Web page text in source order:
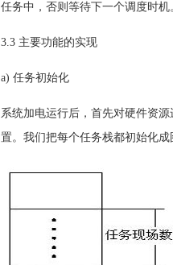
任务中，否则等待下一个调度时机
3.3 主要功能的实现
a) 任务初始化
系统加电运行后，首先对硬件资
置。我们把每个任务栈都初始化成